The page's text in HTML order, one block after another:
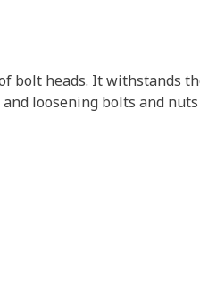
bolt heads. It withstands
loosening bolts and